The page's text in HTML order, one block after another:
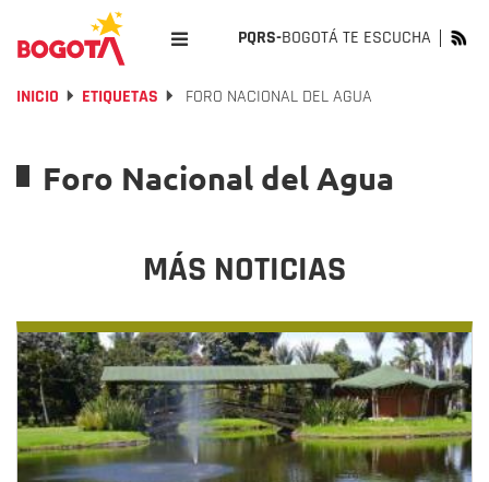
PQRS-BOGOTÁ TE ESCUCHA
INICIO ETIQUETAS FORO NACIONAL DEL AGUA
Foro Nacional del Agua
MÁS NOTICIAS